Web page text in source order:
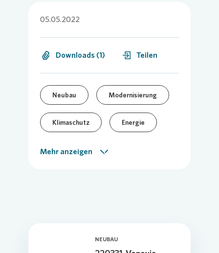
05.05.2022
Downloads (1) Teilen
Neubau Modernisierung
Klimaschutz Energie
Unternehmensmeldung
Mehr anzeigen
NEUBAU